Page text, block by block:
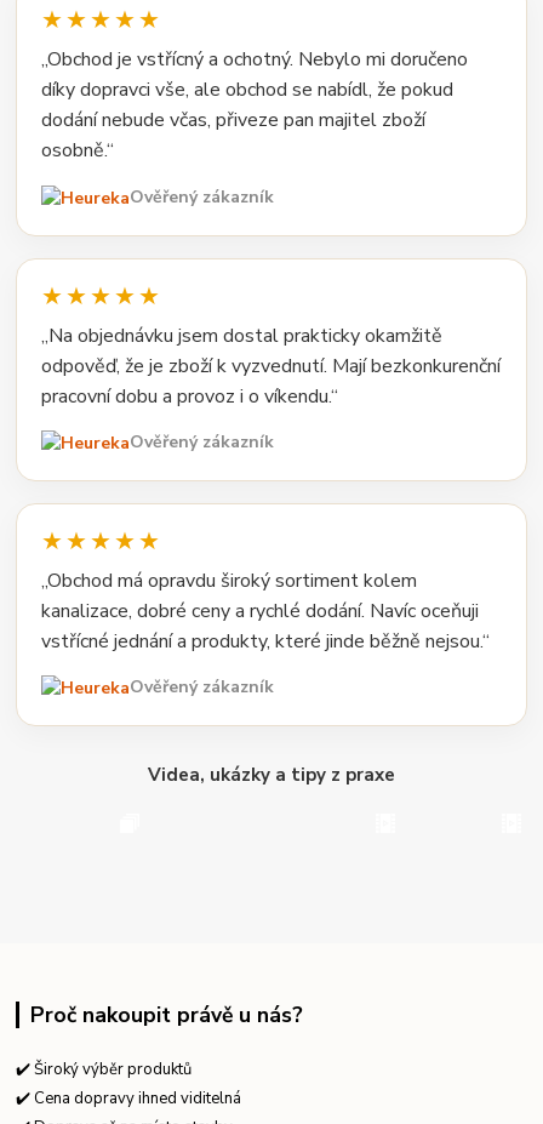
★★★★★
„Obchod je vstřícný a ochotný. Nebylo mi doručeno
díky dopravci vše, ale obchod se nabídl, že pokud
dodání nebude včas, přiveze pan majitel zboží
osobně.“
Ověřený zákazník
★★★★★
„Na objednávku jsem dostal prakticky okamžitě
odpověď, že je zboží k vyzvednutí. Mají bezkonkurenční
pracovní dobu a provoz i o víkendu.“
Ověřený zákazník
★★★★★
„Obchod má opravdu široký sortiment kolem
kanalizace, dobré ceny a rychlé dodání. Navíc oceňuji
vstřícné jednání a produkty, které jinde běžně nejsou.“
Ověřený zákazník
Videa, ukázky a tipy z praxe
Proč nakoupit právě u nás?
✔️ Široký výběr produktů
✔️ Cena dopravy ihned viditelná